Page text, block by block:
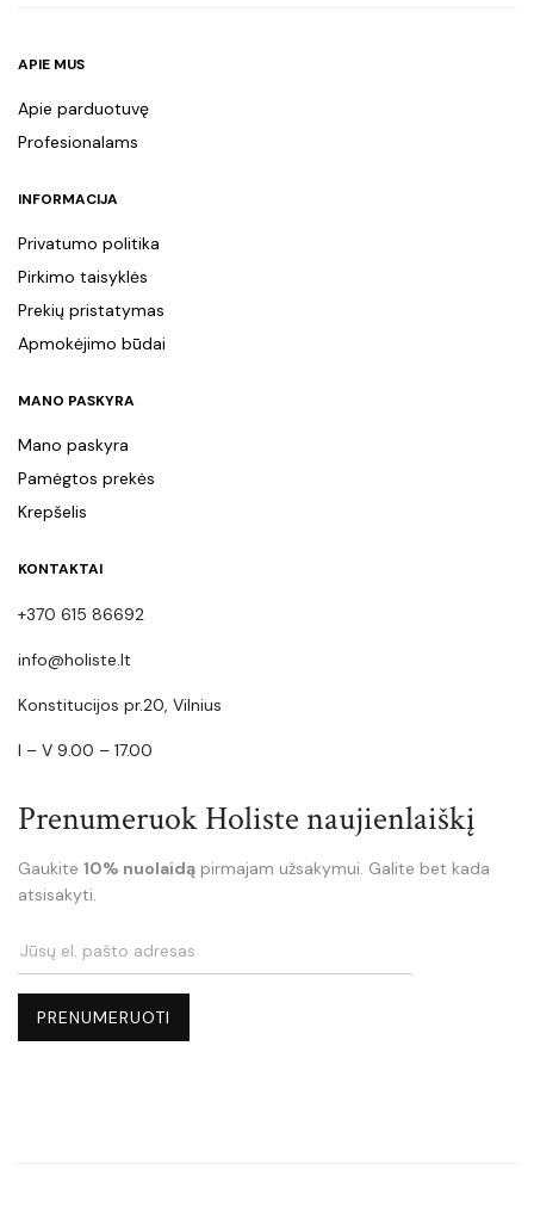
APIE MUS
Apie parduotuvę
Profesionalams
INFORMACIJA
Privatumo politika
Pirkimo taisyklės
Prekių pristatymas
Apmokėjimo būdai
MANO PASKYRA
Mano paskyra
Pamėgtos prekės
Krepšelis
KONTAKTAI
+370 615 86692
info@holiste.lt
Konstitucijos pr.20, Vilnius
I – V 9.00 – 17.00
Prenumeruok Holiste naujienlaiškį
Gaukite 10% nuolaidą pirmajam užsakymui. Galite bet kada
atsisakyti.